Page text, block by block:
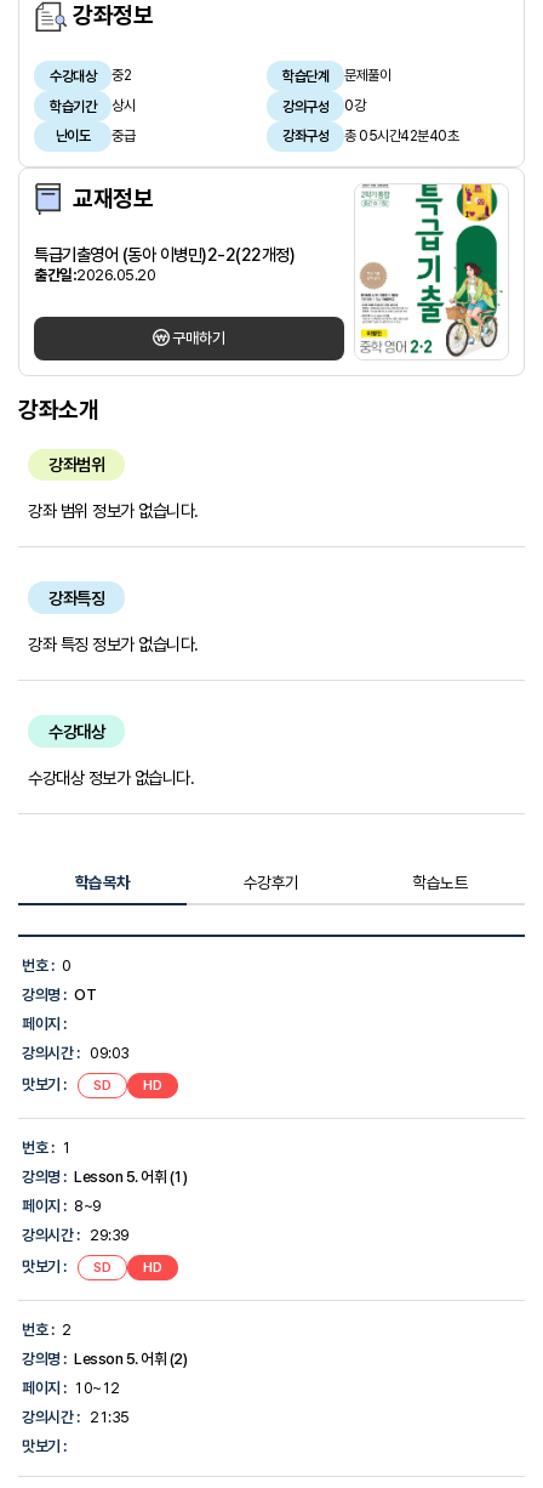
강좌정보
수강대상 중2 학습단계
문제풀이
학습기간
상시 강의구성
0강
난이도
중급 강좌구성 총 05시간42분40초
교재정보
특급기출영어 (동아 이병민)2-2(22개정)
출간일:2026.05.20
구매하기
강좌소개
강좌범위
강좌 범위 정보가 없습니다.
강좌특징
강좌 특징 정보가 없습니다.
수강대상
수강대상 정보가 없습니다.
학습목차 수강후기 학습노트
습
목
차
목
록
번
강
의
명,
강
의
간,
맛
보
대
한
보
를
공
번호 : 0
강의명 : OT
페이지 :
강의시간 : 09:03
맛보기 :
SD HD
번호 : 1
강의명 : Lesson 5. 어휘 (1)
페이지 : 8~9
강의시간 :
29:39
맛보기 :
SD HD
번호 : 2
강의명 : Lesson 5. 어휘 (2)
페이지 : 10~12
강의시간 :
21:35
맛보기 :